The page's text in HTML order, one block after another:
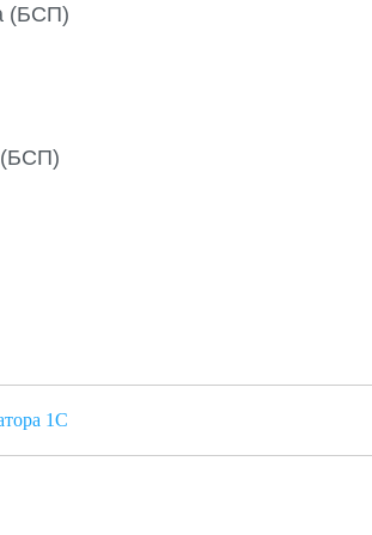
(БСП)
(БСП)
1С